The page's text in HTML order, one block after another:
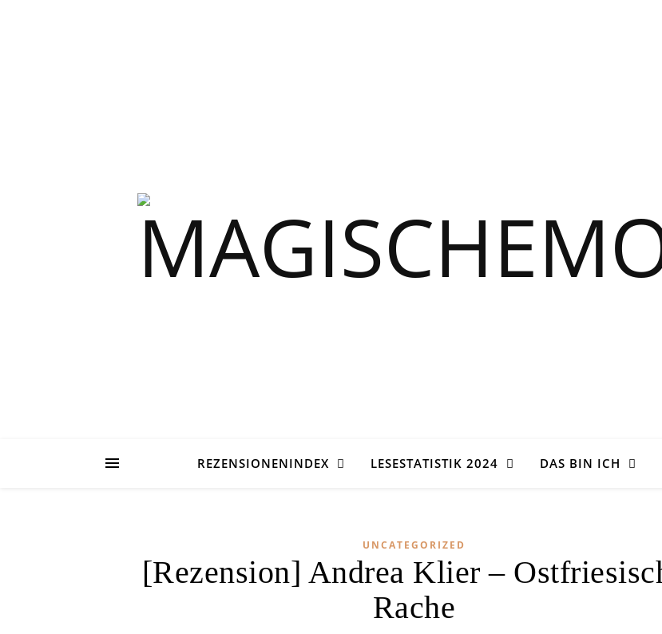
REZENSIONENINDEX LESESTATISTIK 2024 DAS BIN ICH
UNCATEGORIZED
[Rezension] Andrea Klier –
Rache